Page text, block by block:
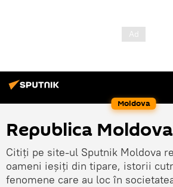
Moldova
Republica Moldova
Citiți pe site-ul Sputnik Moldova
oameni ieșiți din tipare, istorii
fenomene care au loc în